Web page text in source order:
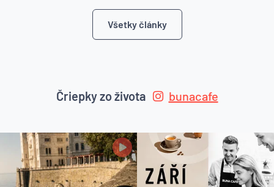
Všetky články
Čriepky zo života bunacafe